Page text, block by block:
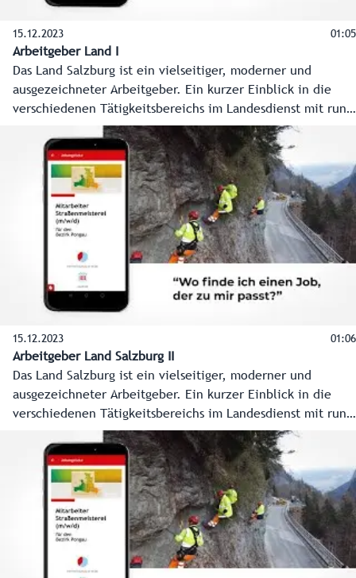
15.12.2023 01:05
Arbeitgeber Land I
Das Land Salzburg ist ein vielseitiger, moderner und
ausgezeichneter Arbeitgeber. Ein kurzer Einblick in die
verschiedenen Tätigkeitsbereichs im Landesdienst mit rund
3.000 Mitarbeiterinnen und Mitarbeitern. (kurz 1)
15.12.2023 01:06
Arbeitgeber Land Salzburg II
Das Land Salzburg ist ein vielseitiger, moderner und
ausgezeichneter Arbeitgeber. Ein kurzer Einblick in die
verschiedenen Tätigkeitsbereichs im Landesdienst mit rund
3.000 Mitarbeiterinnen und Mitarbeitern. (kurz 2)